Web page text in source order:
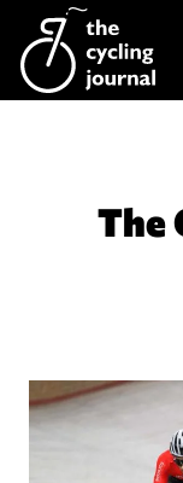
content
The